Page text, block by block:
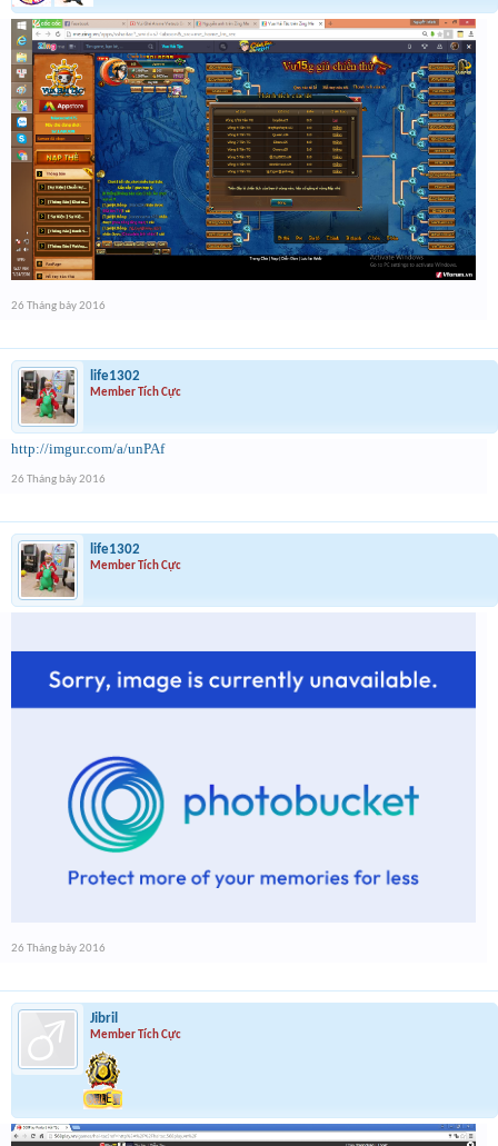
26 Tháng bảy 2016
life1302
Member Tích Cực
http://imgur.com/a/unPAf
26 Tháng bảy 2016
life1302
Member Tích Cực
26 Tháng bảy 2016
Jibril
Member Tích Cực